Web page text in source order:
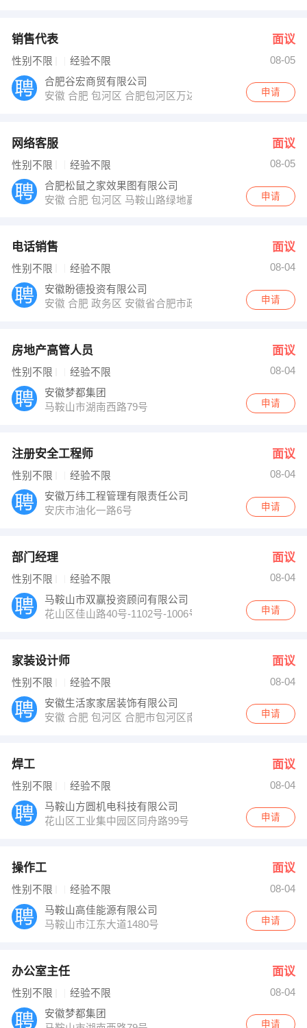
销售代表 面议
性别不限 经验不限
08-05
合肥谷宏商贸有限公司
安徽 合肥 包河区 合肥包河区万达广场
申请
网络客服 面议
性别不限 经验不限
08-05
合肥松鼠之家效果图有限公司
安徽 合肥 包河区 马鞍山路绿地赢海D座2508室
申请
电话销售 面议
性别不限 经验不限
08-04
安徽盼德投资有限公司
安徽 合肥 政务区 安徽省合肥市政务区南二环和齐云山路
申请
房地产高管人员 面议
性别不限 经验不限
08-04
安徽梦都集团
马鞍山市湖南西路79号
申请
注册安全工程师 面议
性别不限 经验不限
08-04
安徽万纬工程管理有限责任公司
安庆市油化一路6号
申请
部门经理 面议
性别不限 经验不限
08-04
马鞍山市双赢投资顾问有限公司
花山区佳山路40号-1102号-1006号
申请
家装设计师 面议
性别不限 经验不限
08-04
安徽生活家家居装饰有限公司
安徽 合肥 包河区 合肥市包河区南二环与徽州大道交口 华
申请
焊工 面议
性别不限 经验不限
08-04
马鞍山方圆机电科技有限公司
花山区工业集中园区同舟路99号
申请
操作工 面议
性别不限 经验不限
08-04
马鞍山高佳能源有限公司
马鞍山市江东大道1480号
申请
办公室主任 面议
性别不限 经验不限
08-04
安徽梦都集团
申请